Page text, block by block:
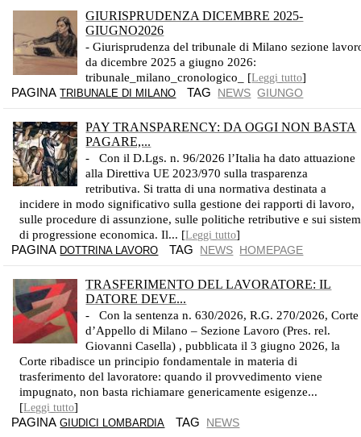
GIURISPRUDENZA DICEMBRE 2025-
GIUGNO2026
- Giurisprudenza del tribunale di Milano sezione
da dicembre 2025 a giugno 2026:
tribunale_milano_cronologico_ [Leggi tutto]
PAGINATRIBUNALE DI MILANO TAG NEWS GIUNGO
PAY TRANSPARENCY: DA OGGI NON BASTA
PAGARE,...
- Con il D.Lgs. n. 96/2026 l’Italia ha dato attuazione
alla Direttiva UE 2023/970 sulla trasparenza
retributiva. Si tratta di una normativa destinata a
incidere in modo significativo sulla gestione dei rapporti di lavoro,
sulle procedure di assunzione, sulle politiche retributive e sui
di progressione economica. Il... [Leggi tutto]
PAGINA DOTTRINA LAVORO TAG NEWS HOMEPAGE
TRASFERIMENTO DEL LAVORATORE: IL
DATORE DEVE...
- Con la sentenza n. 630/2026, R.G. 270/2026, Corte
d’Appello di Milano – Sezione Lavoro (Pres. rel.
Giovanni Casella) , pubblicata il 3 giugno 2026, la
Corte ribadisce un principio fondamentale in materia di
trasferimento del lavoratore: quando il provvedimento viene
impugnato, non basta richiamare genericamente esigenze...
[Leggi tutto]
PAGINAGIUDICI LOMBARDIA TAG NEWS